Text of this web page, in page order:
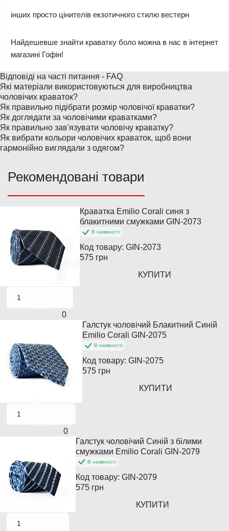
інших просто цінителів екзотичного стилю вестерн
Найдешевше знайти краватку боло можна в нас в інтернет
магазині Гофін!
Відповіді на часті питання - FAQ
Які матеріали використовуються для виробництва
чоловічих краваток?
Як правильно підібрати розмір чоловічої краватки?
Як доглядати за чоловічими краватками?
Як правильно зав'язувати чоловічу краватку?
Як вибрати кольори чоловічих краваток, щоб вони
гармонійно виглядали з одягом?
Рекомендовані товари
0
Краватка Emilio Corali синя з
блакитними смужками GIN-2073
В наявності
Код товару:GIN-2073
575 грн
КУПИТИ
0
Галстук чоловічий Блакитний Синій
Emilio Corali GIN-2075
В наявності
Код товару:GIN-2075
575 грн
КУПИТИ
Галстук чоловічий Синій з білими
смужками Emilio Corali GIN-2079
В наявності
Код товару:GIN-2079
575 грн
КУПИТИ